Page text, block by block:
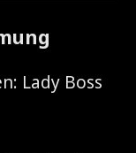
Lady Boss